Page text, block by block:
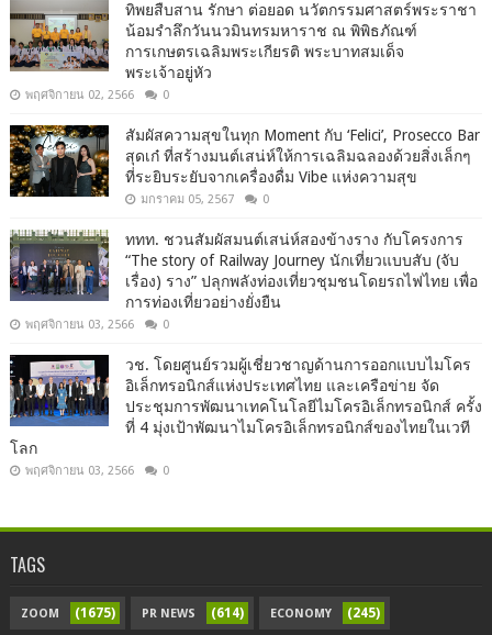
ทิพยสืบสาน รักษา ต่อยอด นวัตกรรมศาสตร์พระราชา
น้อมรำลึกวันนวมินทรมหาราช ณ พิพิธภัณฑ์
การเกษตรเฉลิมพระเกียรติ พระบาทสมเด็จ
พระเจ้าอยู่หัว
พฤศจิกายน 02, 2566 0
สัมผัสความสุขในทุก Moment กับ ‘Felici’, Prosecco Bar
สุดเก๋ ที่สร้างมนต์เสน่ห์ให้การเฉลิมฉลองด้วยสิ่งเล็กๆ
ที่ระยิบระยับจากเครื่องดื่ม Vibe แห่งความสุข
มกราคม 05, 2567 0
ททท. ชวนสัมผัสมนต์เสน่ห์สองข้างราง กับโครงการ
“The story of Railway Journey นักเที่ยวแบบสับ (จับ
เรื่อง) ราง” ปลุกพลังท่องเที่ยวชุมชนโดยรถไฟไทย เพื่อ
การท่องเที่ยวอย่างยั่งยืน
พฤศจิกายน 03, 2566 0
วช. โดยศูนย์รวมผู้เชี่ยวชาญด้านการออกแบบไมโคร
อิเล็กทรอนิกส์แห่งประเทศไทย และเครือข่าย จัด
ประชุมการพัฒนาเทคโนโลยีไมโครอิเล็กทรอนิกส์ ครั้ง
ที่ 4 มุ่งเป้าพัฒนาไมโครอิเล็กทรอนิกส์ของไทยในเวที
โลก
พฤศจิกายน 03, 2566 0
TAGS
ZOOM (1675) PR NEWS (614) ECONOMY (245)